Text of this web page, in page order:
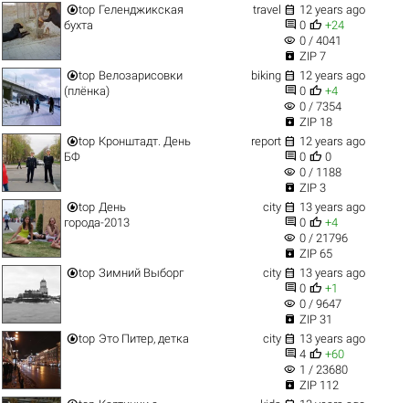
top Геленджикская
бухта
travel  12 years ago
 0  +24
visibility 0 / 4041
 ZIP 7
top Велозарисовки
(плёнка)
biking  12 years ago
 0  +4
visibility 0 / 7354
 ZIP 18
top Кронштадт. День
БФ
report  12 years ago
 0  0
visibility 0 / 1188
 ZIP 3
top День
города-2013
city  13 years ago
 0  +4
visibility 0 / 21796
 ZIP 65
top Зимний Выборг city  13 years ago
 0  +1
visibility 0 / 9647
 ZIP 31
top Это Питер, детка city  13 years ago
 4  +60
visibility 1 / 23680
 ZIP 112